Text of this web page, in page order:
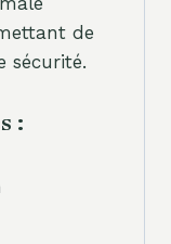
de
sécurité.
: